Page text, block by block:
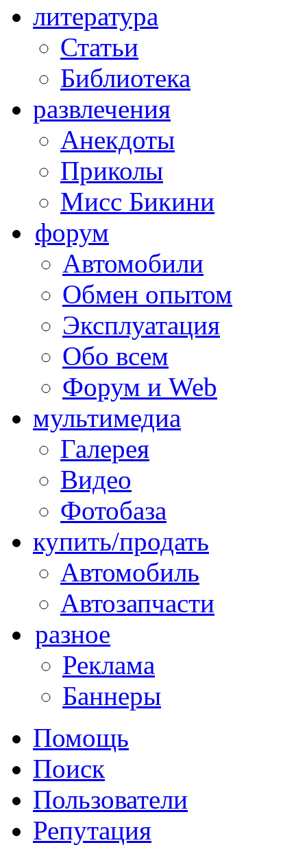
литература
Статьи
Библиотека
развлечения
Анекдоты
Приколы
Мисс Бикини
форум
Автомобили
Обмен опытом
Эксплуатация
Обо всем
Форум и Web
мультимедиа
Галерея
Видео
Фотобаза
купить/продать
Автомобиль
Автозапчасти
разное
Реклама
Баннеры
Помощь
Поиск
Пользователи
Репутация